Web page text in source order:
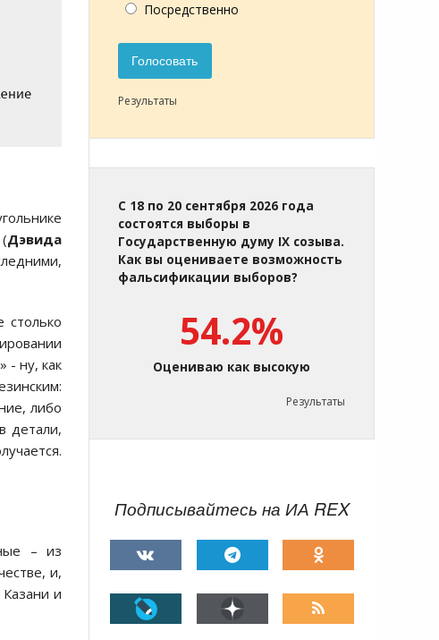
Дэвида
столько
- ну, как
либо
детали,
– из
и,
и
Посредственно
Голосовать
Результаты
С 18 по 20 сентября 2026 года
состоятся выборы в
Государственную думу IX созыва.
Как вы оцениваете возможность
фальсификации выборов?
54.2%
Оцениваю как высокую
Результаты
Подписывайтесь на ИА REX